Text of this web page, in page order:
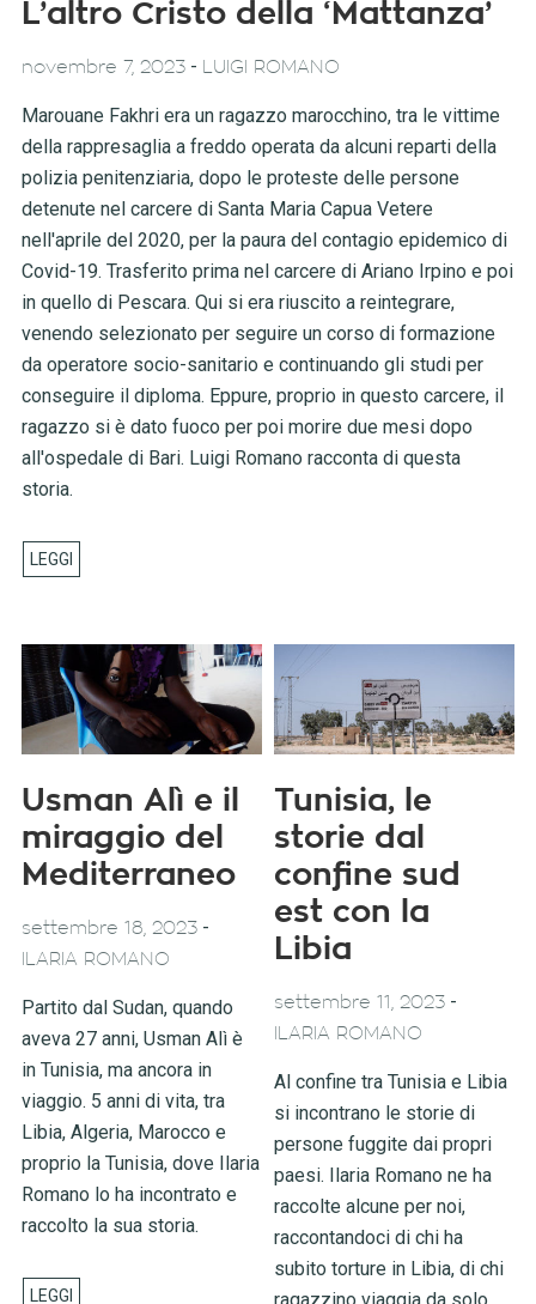
L’altro Cristo della ‘Mattanza’
novembre 7, 2023- LUIGI ROMANO
Marouane Fakhri era un ragazzo marocchino, tra le vittime
della rappresaglia a freddo operata da alcuni reparti della
polizia penitenziaria, dopo le proteste delle persone
detenute nel carcere di Santa Maria Capua Vetere
nell'aprile del 2020, per la paura del contagio epidemico di
Covid-19. Trasferito prima nel carcere di Ariano Irpino e poi
in quello di Pescara. Qui si era riuscito a reintegrare,
venendo selezionato per seguire un corso di formazione
da operatore socio-sanitario e continuando gli studi per
conseguire il diploma. Eppure, proprio in questo carcere, il
ragazzo si è dato fuoco per poi morire due mesi dopo
all'ospedale di Bari. Luigi Romano racconta di questa
storia.
Usman Alì e il
miraggio del
Mediterraneo
settembre 18, 2023-
ILARIA ROMANO
Partito dal Sudan, quando
aveva 27 anni, Usman Alì è
in Tunisia, ma ancora in
viaggio. 5 anni di vita, tra
Libia, Algeria, Marocco e
proprio la Tunisia, dove Ilaria
Romano lo ha incontrato e
raccolto la sua storia.
Tunisia, le
storie dal
confine sud
est con la
Libia
settembre 11, 2023 -
ILARIA ROMANO
Al confine tra Tunisia e Libia
si incontrano le storie di
persone fuggite dai propri
paesi. Ilaria Romano ne ha
raccolte alcune per noi,
raccontandoci di chi ha
subito torture in Libia, di chi